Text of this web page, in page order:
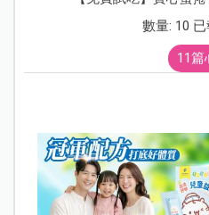
數量: 10
11篇